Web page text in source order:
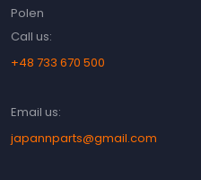
Polen
Call us:
+48 733 670 500
Email us:
japannparts@gmail.com